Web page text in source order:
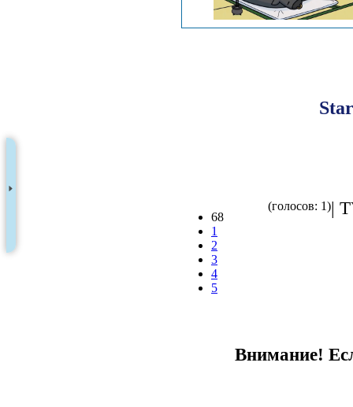
68
1
2
3
4
5
(голосов: 1)|
Внимание!